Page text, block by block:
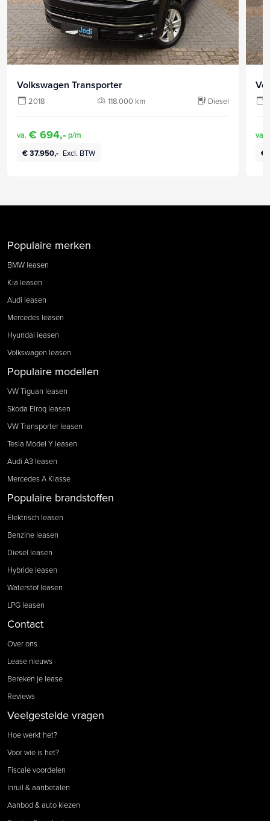
Volkswagen Transporter
2018 118.000 km Diesel
va. € 694,- p/m
€ 37.950,- Excl. BTW
va.
€
Populaire merken
BMW leasen
Kia leasen
Audi leasen
Mercedes leasen
Hyundai leasen
Volkswagen leasen
Populaire modellen
VW Tiguan leasen
Skoda Elroq leasen
VW Transporter leasen
Tesla Model Y leasen
Audi A3 leasen
Mercedes A Klasse
Populaire brandstoffen
Elektrisch leasen
Benzine leasen
Diesel leasen
Hybride leasen
Waterstof leasen
LPG leasen
Contact
Over ons
Lease nieuws
Bereken je lease
Reviews
Veelgestelde vragen
Hoe werkt het?
Voor wie is het?
Fiscale voordelen
Inruil & aanbetalen
Aanbod & auto kiezen